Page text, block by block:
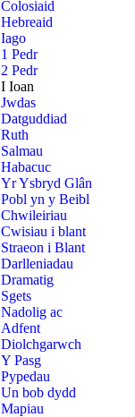
Colosiaid
Hebreaid
Iago
1 Pedr
2 Pedr
I Ioan
Jwdas
Datguddiad
Ruth
Salmau
Habacuc
Yr Ysbryd Glân
Pobl yn y Beibl
Chwileiriau
Cwisiau i blant
Straeon i Blant
Darlleniadau
Dramatig
Sgets
Nadolig ac
Adfent
Diolchgarwch
Y Pasg
Pypedau
Un bob dydd
Mapiau